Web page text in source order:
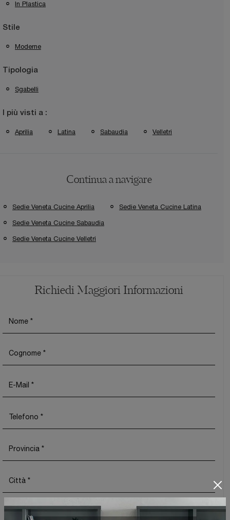
In Plastica
Stile
Moderne
Tipologia
Sgabelli
I più visti a :
Aprilia Latina Sabaudia Velletri
Continua a navigare
Sedie Veneta Cucine Aprilia Sedie Veneta Cucine Latina
Sedie Veneta Cucine Sabaudia
Sedie Veneta Cucine Velletri
Richiedi Maggiori Informazioni